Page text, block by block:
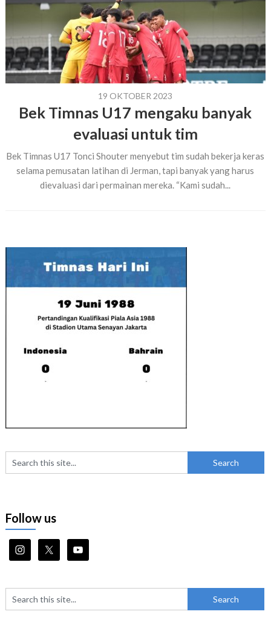
19 OKTOBER 2023
Bek Timnas U17 mengaku banyak
evaluasi untuk tim
Bek Timnas U17 Tonci Shouter menyebut tim sudah bekerja keras
selama pemusatan latihan di Jerman, tapi banyak yang harus
dievaluasi dari permainan mereka. “Kami sudah...
Follow us